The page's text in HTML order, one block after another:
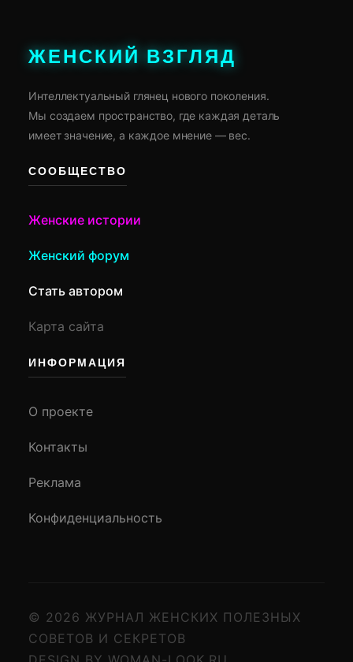
ЖЕНСКИЙ ВЗГЛЯД
Интеллектуальный глянец нового поколения.
Мы создаем пространство, где каждая деталь
имеет значение, а каждое мнение — вес.
СООБЩЕСТВО
Женские истории
Женский форум
Стать автором
Карта сайта
ИНФОРМАЦИЯ
О проекте
Контакты
Реклама
Конфиденциальность
© 2026 ЖУРНАЛ ЖЕНСКИХ ПОЛЕЗНЫХ
СОВЕТОВ И СЕКРЕТОВ